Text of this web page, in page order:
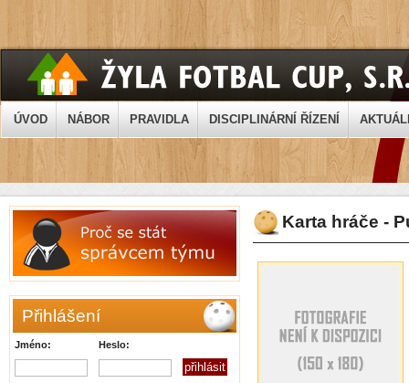
ÚVOD NÁBOR PRAVIDLA DISCIPLINÁRNÍ ŘÍZENÍ
Přihlášení
Jméno: Heslo:
Karta hráče -